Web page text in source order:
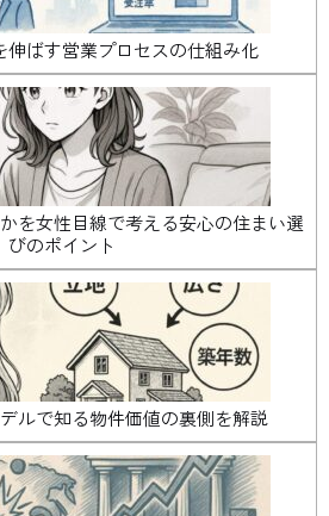
伸ばす営業プロセスの仕組み化
を女性目線で考える安心の住まい選
びのポイント
ルで知る物件価値の裏側を解説